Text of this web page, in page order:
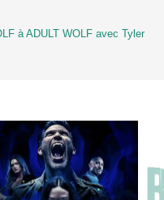
à ADULT WOLF avec Tyler